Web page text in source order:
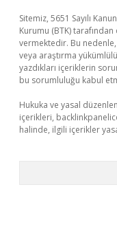
Sitemiz, 5651 Sayılı
Kurumu (BTK)
vermektedir. Bu
veya araştırma
yazdıkları içeriklerin
bu sorumluluğu kabul
Hukuka ve yasal
içerikleri,
halinde, ilgili içerikler